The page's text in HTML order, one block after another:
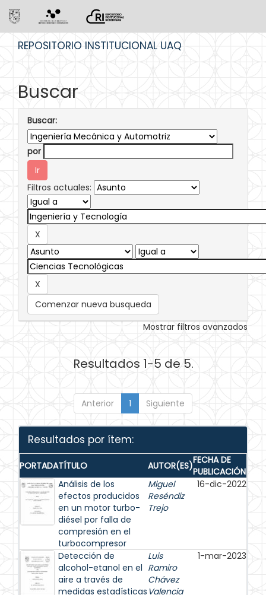
REPOSITORIO INSTITUCIONAL UAQ
Buscar
Buscar:
por
Filtros actuales:
Comenzar nueva busqueda
Mostrar filtros avanzados
Resultados 1-5 de 5.
Anterior 1 Siguiente
Resultados por ítem:
PORTADATÍTULO AUTOR(ES)FECHA DE
PUBLICACIÓN
Análisis de los
efectos producidos
en un motor turbo-
diésel por falla de
compresión en el
turbocompresor
Miguel
Reséndiz
Trejo
16-dic-2022
Detección de
alcohol-etanol en el
aire a través de
medidas estadísticas
Luis
Ramiro
Chávez
Valencia
1-mar-2023